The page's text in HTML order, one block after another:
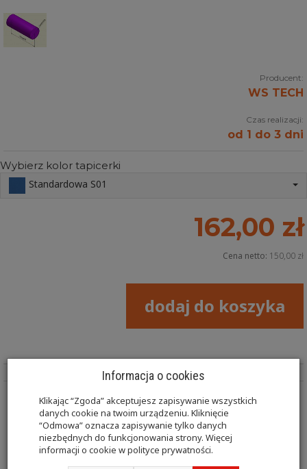
Producent:
WS TECH
Czas realizacji:
od 1 do 3 dni
Wybierz kolor tapicerki
Standardowa S01
162,00 zł
Cena netto: 150,00 zł
dodaj do koszyka
Wałek KR-WL13 25x60 średnica x długość w cm.
Kształtki rehabilitacyjne w tym wałki przeznaczone są
do wykonywania ćwiczeń oraz zabiegów
Informacja o cookies
Klikając “Zgoda” akceptujesz zapisywanie wszystkich
danych cookie na twoim urządzeniu. Kliknięcie
“Odmowa” oznacza zapisywanie tylko danych
niezbędnych do funkcjonowania strony. Więcej
informacji o cookie wpolityce prywatności.